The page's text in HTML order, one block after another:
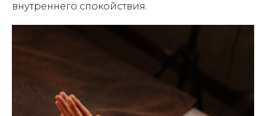
внутреннего спокойствия.